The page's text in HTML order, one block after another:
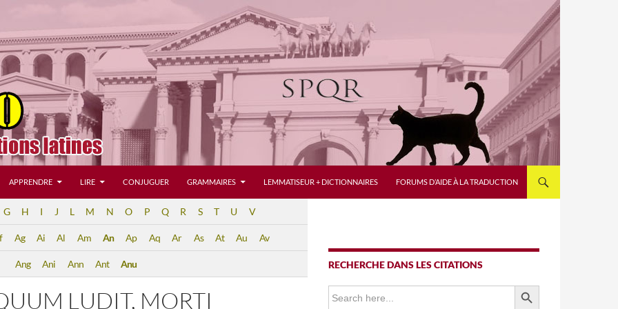
APPRENDRE LIRE CONJUGUER GRAMMAIRES LEMMATISEUR + DICTIONNAIRES FORUMS D’AIDE À LA TRADUCTION
G H I J L M N O P Q R S T U V
Ag Ai Al Am An Ap Aq Ar As At Au Av
Ang Ani Ann Ant Anu
LUDIT, MORTI
RECHERCHE DANS LES CITATIONS
Search
for:
SEARCH BUTTON